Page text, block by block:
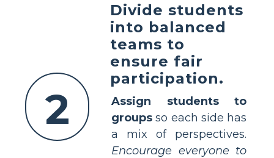
2
Divide students
into balanced
teams to
ensure fair
participation.
Assign students to
groups so each side has
a mix of perspectives.
Encourage everyone to